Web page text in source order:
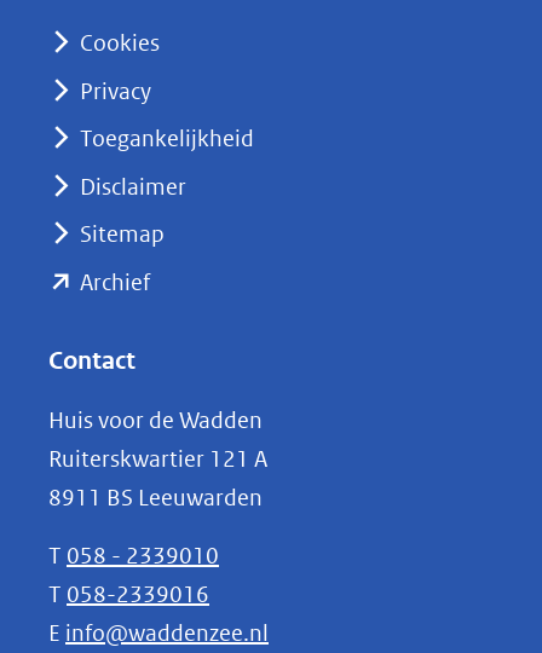
nieuw
naar
Cookies
Privacy
Toegankelijkheid
Disclaimer
Sitemap
Archief(opent
(verwijst
naar
een
andere
website)
Contact
Huis voor de Wadden
Ruiterskwartier 121 A
8911 BS Leeuwarden
T 058 - 2339010
T 058-2339016
E info@waddenzee.nl